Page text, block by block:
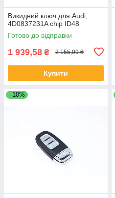
Викидний ключ для Audi,
4D0837231A chip ID48
Готово до відправки
1 939,58 ₴ 2 155,09 ₴
Купити
–10%